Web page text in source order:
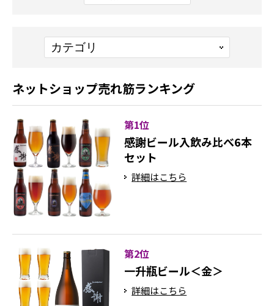
ネットショップ売れ筋ランキング
第1位
感謝ビール入飲み比べ6本
セット
詳細はこちら
第2位
一升瓶ビール＜金＞
詳細はこちら